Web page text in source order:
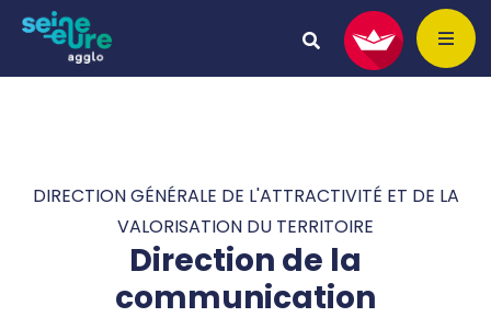
DIRECTION GÉNÉRALE DE L'ATTRACTIVITÉ ET DE LA
VALORISATION DU TERRITOIRE
Direction de la
communication